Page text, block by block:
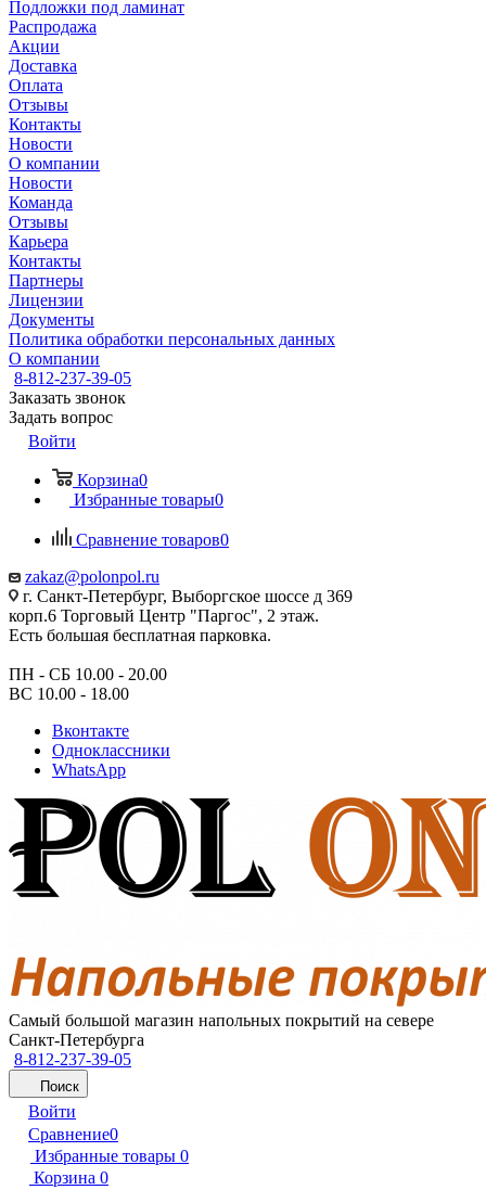
Подложки под ламинат
Распродажа
Акции
Доставка
Оплата
Отзывы
Контакты
Новости
О компании
Новости
Команда
Отзывы
Карьера
Контакты
Партнеры
Лицензии
Документы
Политика обработки персональных данных
О компании
8-812-237-39-05
Заказать звонок
Задать вопрос
Войти
Корзина0
Избранные товары0
Сравнение товаров0
zakaz@polonpol.ru
г. Санкт-Петербург, Выборгское шоссе д 369
корп.6 Торговый Центр "Паргос", 2 этаж.
Есть большая бесплатная парковка.
ПН - СБ 10.00 - 20.00
ВС 10.00 - 18.00
Вконтакте
Одноклассники
WhatsApp
Самый большой магазин напольных покрытий на севере
Санкт-Петербурга
8-812-237-39-05
Поиск
Войти
Сравнение0
Избранные товары 0
Корзина 0